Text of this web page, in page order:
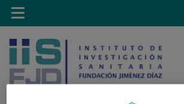
Jump to content
Toggle
navigation